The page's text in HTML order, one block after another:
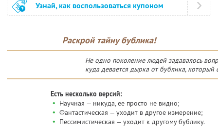
Узнай, как воспользоваться купоном
Раскрой тайну бублика!
Не одно поколение людей задавалось
куда девается дырка от бублика, который
Есть несколько версий:
• Научная — никуда, ее просто не видно;
• Фантастическая — уходит в другое измерение;
• Пессимистическая — уходит к другому бублику.